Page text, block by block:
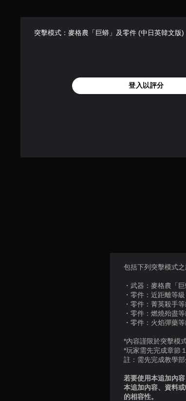
突擊模式：麥格農「巨蟒」及零件 (中日英韓文版)
登入以評分
包括下列突擊模式
・武器：麥格農「
・零件：近距離等級
・零件：菁英殺手等
・零件：燃燒殆盡等
・零件：火焰彈藥等
*內容謹限於突擊模
*玩家需先完成章節
註：需先完成教學部
若要使用本追加內
本追加內容、資料
的相容性。